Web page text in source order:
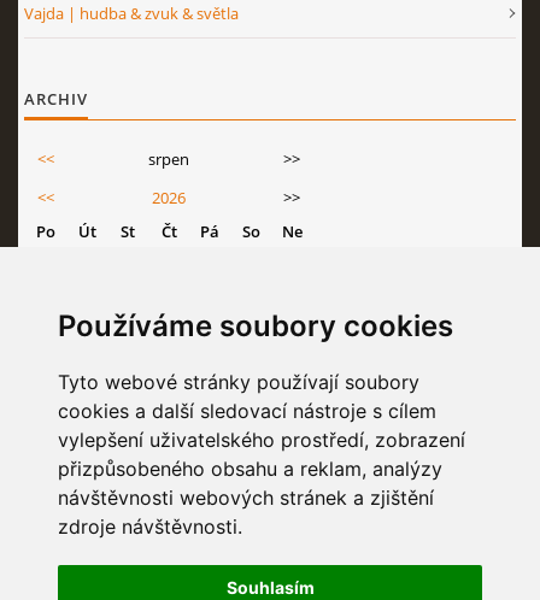
Používáme soubory cookies
Tyto webové stránky používají soubory
cookies a další sledovací nástroje s cílem
vylepšení uživatelského prostředí, zobrazení
přizpůsobeného obsahu a reklam, analýzy
návštěvnosti webových stránek a zjištění
zdroje návštěvnosti.
Souhlasím
Vajda | hudba & zvuk & světla
ARCHIV
<< srpen
>>
<<
2026
>>
Po
Út St Čt Pá So
Ne
11 12 13 14 15
16
18 19 20 21 22
23
25 26 27 28 29
30
STATISTIKY